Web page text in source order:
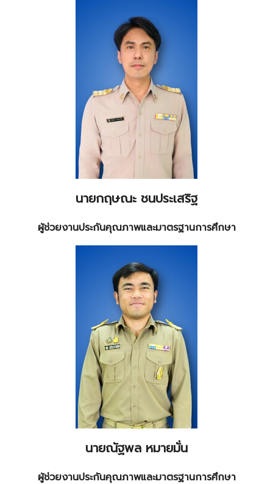
นายกฤษณะ ชนประเสริฐ
ผู้ช่วยงานประกันคุณภาพและมาตรฐานการศึกษา
นายณัฐพล หมายมั่น
ผู้ช่วยงานประกันคุณภาพและมาตรฐานการศึกษา